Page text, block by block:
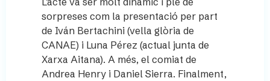
sorpreses com la presentació per part
de Iván Bertachini (vella glòria de
CANAE) i Luna Pérez (actual junta de
Xarxa Aitana). A més, el comiat de
Andrea Henry i Daniel Sierra. Finalment,